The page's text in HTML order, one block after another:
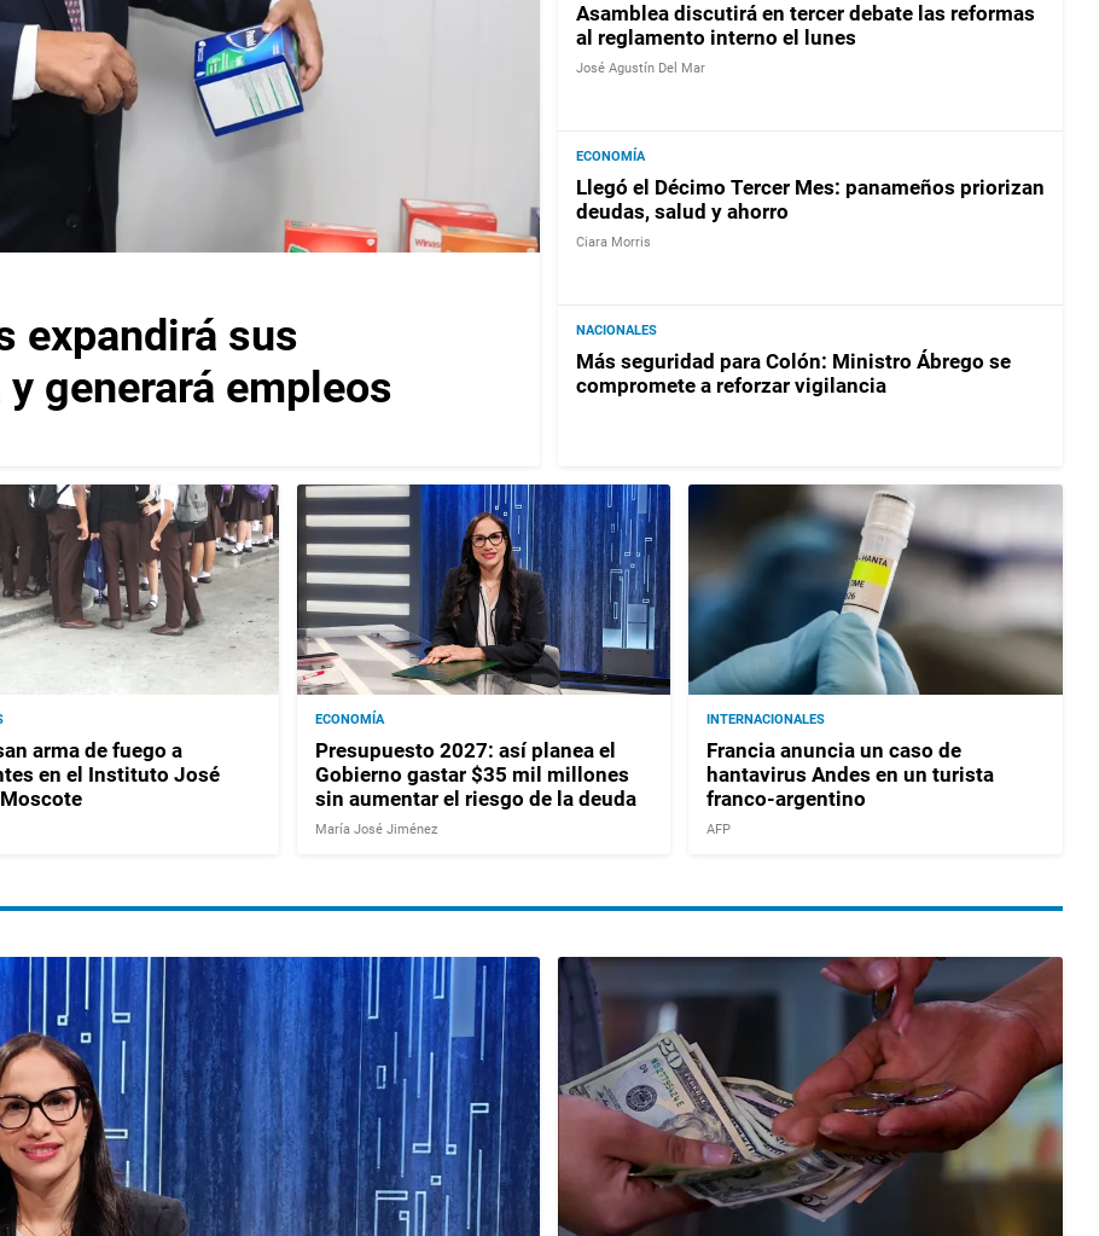
expandirá sus
generará empleos
Asamblea discutirá en tercer debate las reformas
al reglamento interno el lunes
José Agustín Del Mar
ECONOMÍA
Llegó el Décimo Tercer Mes: panameños priorizan
deudas, salud y ahorro
Ciara Morris
NACIONALES
Más seguridad para Colón: Ministro Ábrego se
compromete a reforzar vigilancia
arma de fuego a
en el Instituto José
ECONOMÍA
Presupuesto 2027: así planea el
Gobierno gastar $35 mil millones
sin aumentar el riesgo de la deuda
María José Jiménez
INTERNACIONALES
Francia anuncia un caso de
hantavirus Andes en un turista
franco-argentino
AFP